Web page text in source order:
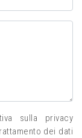
sulla privacy
dei dati